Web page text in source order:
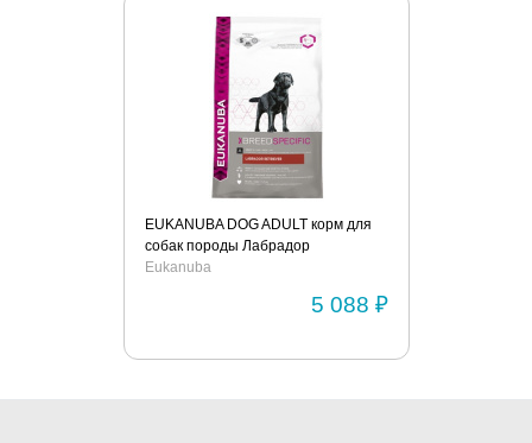
EUKANUBA DOG ADULT корм для
собак породы Лабрадор
Eukanuba
5 088 ₽